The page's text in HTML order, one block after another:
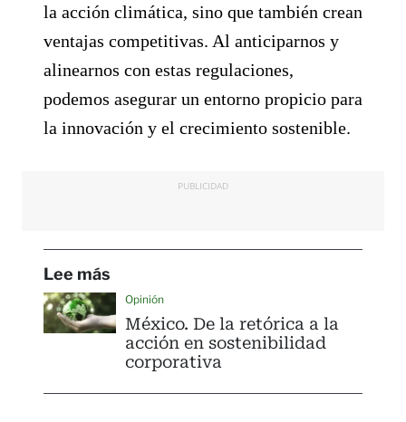
la acción climática, sino que también crean
ventajas competitivas. Al anticiparnos y
alinearnos con estas regulaciones,
podemos asegurar un entorno propicio para
la innovación y el crecimiento sostenible.
PUBLICIDAD
Lee más
Opinión
México. De la retórica a la
acción en sostenibilidad
corporativa